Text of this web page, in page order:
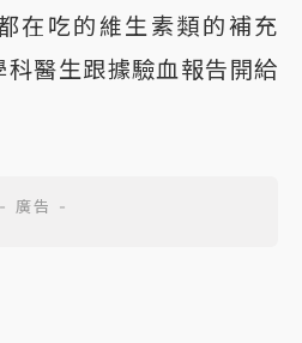
在吃的維生素類的補充
醫生跟據驗血報告開給